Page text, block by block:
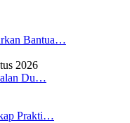
Bantua…
2026
Du…
Prakti…